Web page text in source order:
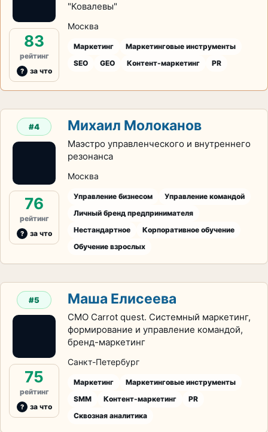
83
рейтинг
за что
"Ковалевы"
Москва
Маркетинг
Маркетинговые инструменты
SEO
GEO Контент-маркетинг PR
#4
76
рейтинг
за что
Михаил Молоканов
Маэстро управленческого и внутреннего
резонанса
Москва
Управление бизнесом
Управление командой
Личный бренд предпринимателя
Нестандартное
Корпоративное обучение
Обучение взрослых
#5
75
рейтинг
за что
Маша Елисеева
CMO Carrot quest. Системный маркетинг,
формирование и управление командой,
бренд-маркетинг
Санкт-Петербург
Маркетинг
Маркетинговые инструменты
SMM
Контент-маркетинг
PR
Сквозная аналитика